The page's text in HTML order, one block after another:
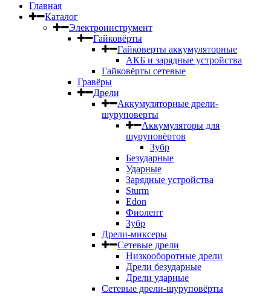
Главная
Каталог
Электроинструмент
Гайковёрты
Гайковерты аккумуляторные
АКБ и зарядные устройства
Гайковёрты сетевые
Гравёры
Дрели
Аккумуляторные дрели-
шуруповерты
Аккумуляторы для
шуруповёртов
Зубр
Безударные
Ударные
Зарядные устройства
Sturm
Edon
Фиолент
Зубр
Дрели-миксеры
Сетевые дрели
Низкооборотные дрели
Дрели безударные
Дрели ударные
Сетевые дрели-шуруповёрты